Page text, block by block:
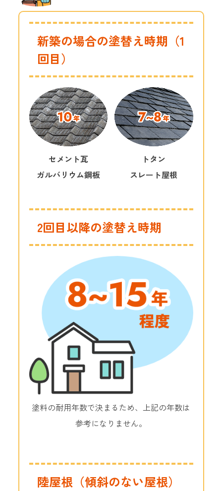
新築の場合の塗替え時期（1
回目）
セメント瓦
ガルバリウム鋼板
トタン
スレート屋根
2回目以降の塗替え時期
塗料の耐用年数で決まるため、上記の年数は
参考になりません。
陸屋根（傾斜のない屋根）